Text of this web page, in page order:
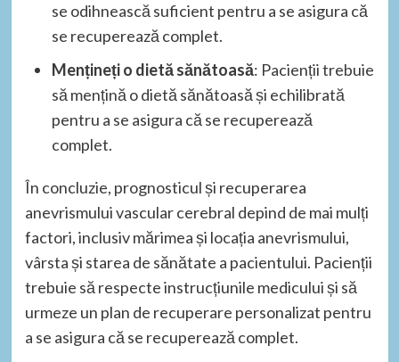
se odihnească suficient pentru a se asigura că
se recuperează complet.
Mențineți o dietă sănătoasă: Pacienții trebuie
să mențină o dietă sănătoasă și echilibrată
pentru a se asigura că se recuperează
complet.
În concluzie, prognosticul și recuperarea
anevrismului vascular cerebral depind de mai mulți
factori, inclusiv mărimea și locația anevrismului,
vârsta și starea de sănătate a pacientului. Pacienții
trebuie să respecte instrucțiunile medicului și să
urmeze un plan de recuperare personalizat pentru
a se asigura că se recuperează complet.